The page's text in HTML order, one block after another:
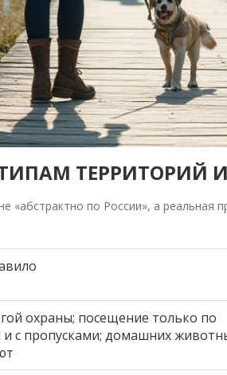
ТЕРРИТОРИЙ
«абстрактно по России», а реальная
охраны; посещение только по
с пропусками; домашних